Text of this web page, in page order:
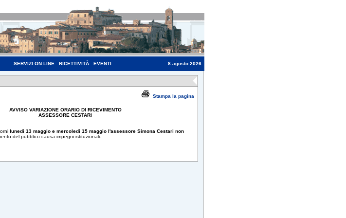
SERVIZI ON LINE RICETTIVITÀ EVENTI 8 agosto 2026
Stampa la pagina
AVVISO VARIAZIONE ORARIO DI RICEVIMENTO
ASSESSORE CESTARI
lunedì 13 maggio e mercoledì 15 maggio l'assessore Simona Cestari non
del pubblico causa impegni istituzionali.